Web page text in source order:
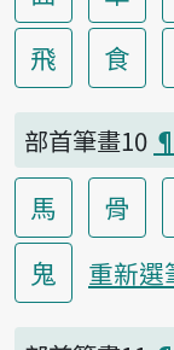
飛
食
部首筆畫10 ¶
馬 骨
鬼
重新選